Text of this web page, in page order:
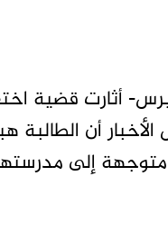
أثارت قضية
إلى مدرستها